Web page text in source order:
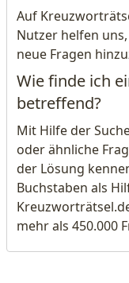
Auf
Nutzer helfen
neue Fragen
Wie finde ich
betreffend?
Mit Hilfe der
oder ähnliche
der Lösung
Buchstaben als
mehr als 450.000